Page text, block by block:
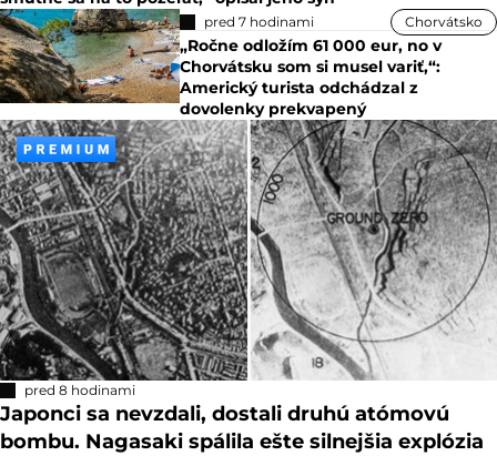
pred 7 hodinami Chorvátsko
„Ročne odložím 61 000 eur, no v
Chorvátsku som si musel variť,“:
Americký turista odchádzal z
dovolenky prekvapený
pred 8 hodinami
Japonci sa nevzdali, dostali druhú atómovú
bombu. Nagasaki spálila ešte silnejšia explózia